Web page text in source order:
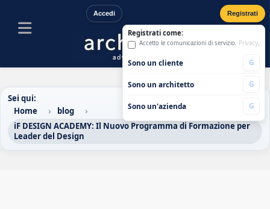
Accedi Registrati
Registrati come:
Accetto le comunicazioni di servizio. Privacy.
Sono un cliente G
Sono un architetto G
Sono un'azienda G
Sei qui:
Home
blog
iF DESIGN ACADEMY: Il Nuovo Programma di Formazione per
Leader del Design